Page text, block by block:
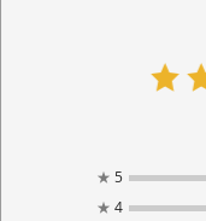
★ 5
★ 4